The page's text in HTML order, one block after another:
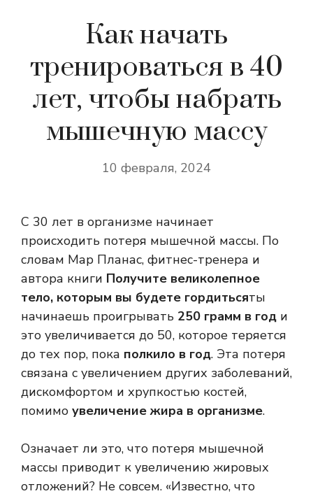
Как начать
тренироваться в 40
лет, чтобы набрать
мышечную массу
10 февраля, 2024
С 30 лет в организме начинает
происходить потеря мышечной массы. По
словам Мар Планас, фитнес-тренера и
автора книги Получите великолепное
тело, которым вы будете гордитьсяты
начинаешь проигрывать 250 грамм в год и
это увеличивается до 50, которое теряется
до тех пор, пока полкило в год. Эта потеря
связана с увеличением других заболеваний,
дискомфортом и хрупкостью костей,
помимо увеличение жира в организме.
Означает ли это, что потеря мышечной
массы приводит к увеличению жировых
отложений? Не совсем. «Известно, что